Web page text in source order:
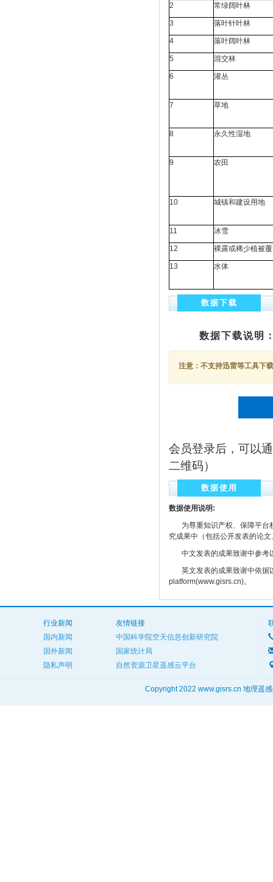
2 常绿阔叶林
3 落叶针叶林
4 落叶阔叶林
5 混交林
6 灌丛
7 草地
8 永久性湿地
9 农田
10 城镇和建设用地
11 冰雪
12 裸露或稀少植被
13 水体
数据下载
数据下载说明
注意：不支持迅雷等工具下
会员登录后，可以
二维码）
数据使用
数据使用说明:
为尊重知识产权、保障平台
究成果中（包括公开发表的论
中文发表的成果致谢中参考
英文发表的成果致谢中依据
platform(www.gisrs.cn)。
行业新闻
国内新闻
国外新闻
隐私声明
友情链接
中国科学院空天信息创新研究院
国家统计局
自然资源卫星遥感云平台
Copyright 2022 www.gisrs.cn 地理遥